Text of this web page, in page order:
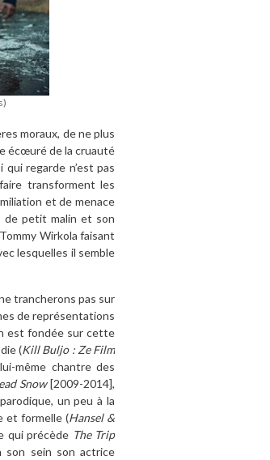
moraux, de ne plus
écœuré de la cruauté
regarde n’est pas
transforment les
et de menace
de petit malin et son
Wirkola faisant
lesquelles il semble
trancherons pas sur
de représentations
est fondée sur cette
(Kill Buljo : Ze Film
même chantre des
Snow[2009-2014],
un peu à la
et formelle (Hansel &
qui précède The Trip
son sein son actrice